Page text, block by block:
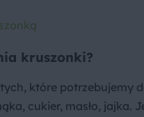
kruszonki?
które
cukier, masło, jajka.